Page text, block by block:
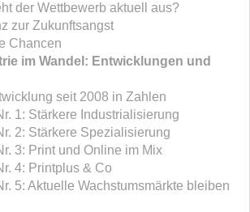
der Wettbewerb aktuell aus?
zur Zukunftsangst
Chancen
im Wandel: Entwicklungen und
seit 2008 in Zahlen
1: Stärkere Industrialisierung
2: Stärkere Spezialisierung
3: Print und Online im Mix
4: Printplus & Co
5: Aktuelle Wachstumsmärkte bleiben